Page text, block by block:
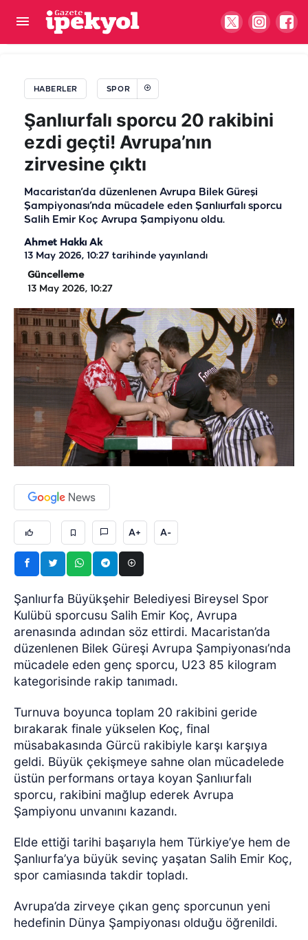
HABERLER SPOR
Şanlıurfalı sporcu 20 rakibini
ezdi geçti! Avrupa’nın
zirvesine çıktı
Macaristan’da düzenlenen Avrupa Bilek Güreşi
Şampiyonası’nda mücadele eden Şanlıurfalı sporcu
Salih Emir Koç Avrupa Şampiyonu oldu.
Ahmet Hakkı Ak
13 May 2026, 10:27 tarihinde yayınlandı
Güncelleme
13 May 2026, 10:27
A+ A-
Şanlıurfa Büyükşehir Belediyesi Bireysel Spor
Kulübü sporcusu Salih Emir Koç, Avrupa
arenasında adından söz ettirdi. Macaristan’da
düzenlenen Bilek Güreşi Avrupa Şampiyonası’nda
mücadele eden genç sporcu, U23 85 kilogram
kategorisinde rakip tanımadı.
Turnuva boyunca toplam 20 rakibini geride
bırakarak finale yükselen Koç, final
müsabakasında Gürcü rakibiyle karşı karşıya
geldi. Büyük çekişmeye sahne olan mücadelede
üstün performans ortaya koyan Şanlıurfalı
sporcu, rakibini mağlup ederek Avrupa
Şampiyonu unvanını kazandı.
Elde ettiği tarihi başarıyla hem Türkiye’ye hem de
Şanlıurfa’ya büyük sevinç yaşatan Salih Emir Koç,
spor camiasında takdir topladı.
Avrupa’da zirveye çıkan genç sporcunun yeni
hedefinin Dünya Şampiyonası olduğu öğrenildi.
Şanlıurfaspor'da belirsizlik sona erdi! Yeni teknik